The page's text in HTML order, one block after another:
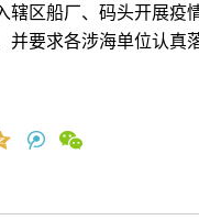
辖区船厂、码头开展疫
并要求各涉海单位认真